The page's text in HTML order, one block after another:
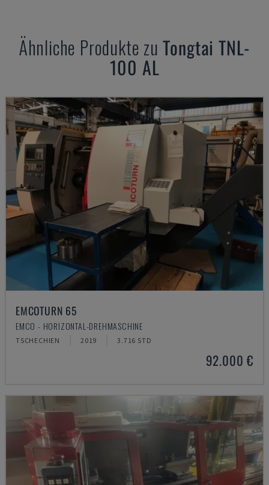
Ähnliche Produkte zu Tongtai TNL-
100 AL
EMCOTURN 65
EMCO - HORIZONTAL-DREHMASCHINE
TSCHECHIEN 2019 3.716 STD
92.000 €